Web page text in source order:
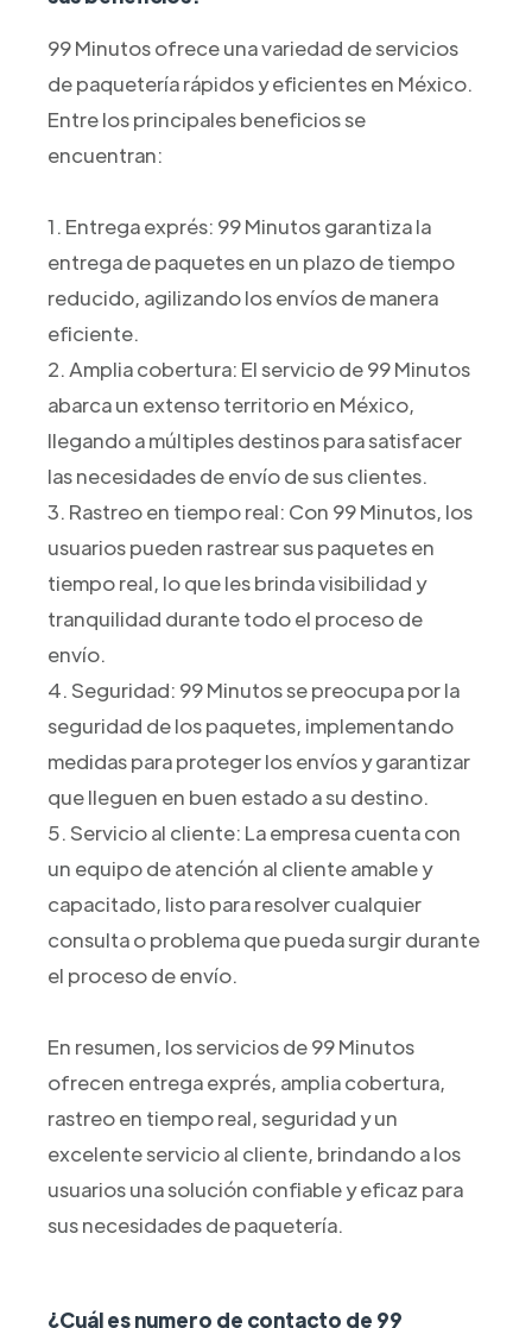
99 Minutos ofrece una variedad de servicios
de paquetería rápidos y eficientes en México.
Entre los principales beneficios se
encuentran:
1. Entrega exprés: 99 Minutos garantiza la
entrega de paquetes en un plazo de tiempo
reducido, agilizando los envíos de manera
eficiente.
2. Amplia cobertura: El servicio de 99 Minutos
abarca un extenso territorio en México,
llegando a múltiples destinos para satisfacer
las necesidades de envío de sus clientes.
3. Rastreo en tiempo real: Con 99 Minutos, los
usuarios pueden rastrear sus paquetes en
tiempo real, lo que les brinda visibilidad y
tranquilidad durante todo el proceso de
envío.
4. Seguridad: 99 Minutos se preocupa por la
seguridad de los paquetes, implementando
medidas para proteger los envíos y garantizar
que lleguen en buen estado a su destino.
5. Servicio al cliente: La empresa cuenta con
un equipo de atención al cliente amable y
capacitado, listo para resolver cualquier
consulta o problema que pueda surgir durante
el proceso de envío.
En resumen, los servicios de 99 Minutos
ofrecen entrega exprés, amplia cobertura,
rastreo en tiempo real, seguridad y un
excelente servicio al cliente, brindando a los
usuarios una solución confiable y eficaz para
sus necesidades de paquetería.
¿Cuál es numero de contacto de 99